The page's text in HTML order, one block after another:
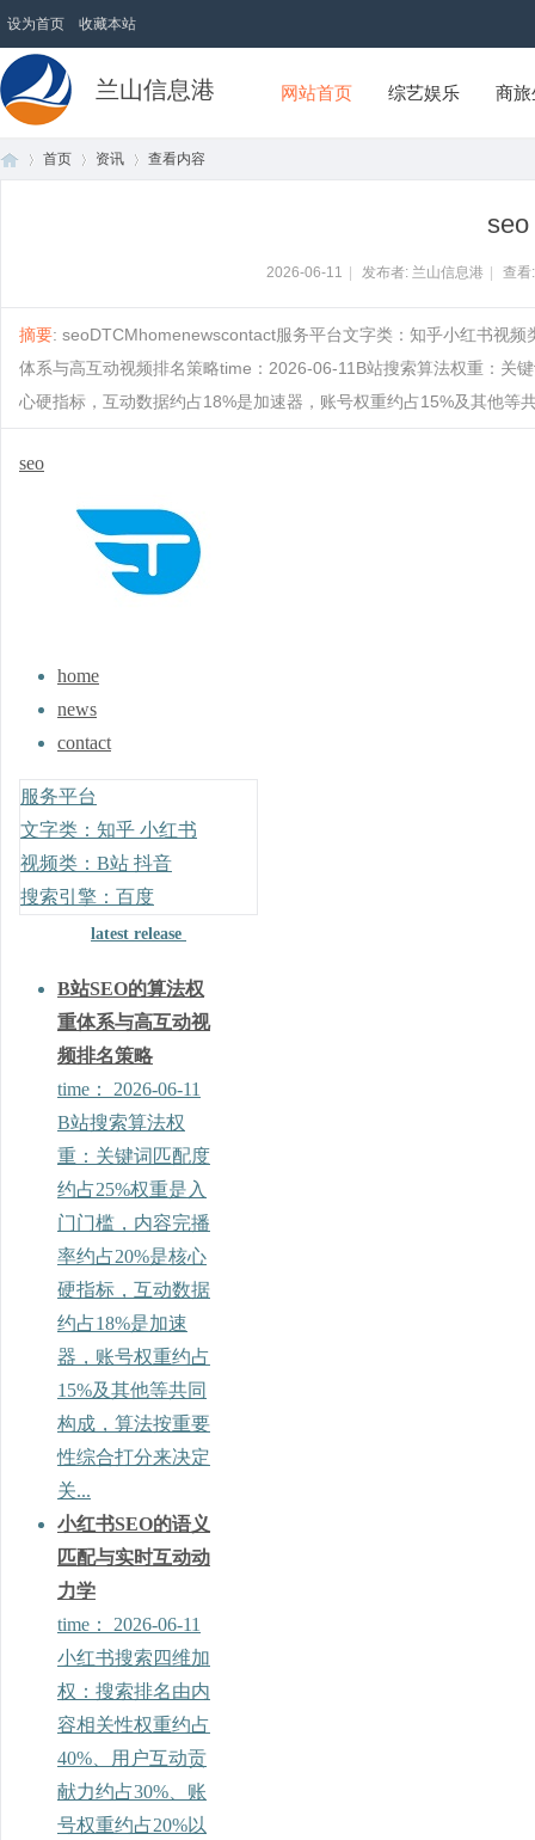
设为首页 收藏本站
兰山信息港 网站首页 综艺娱乐 商
首页 资讯 查看内容
seo
2026-06-11 发布者: 兰山信息港 查
摘要: seoDTCMhomenewscontact服务平台文字类：知乎小红书视
体系与高互动视频排名策略time：2026-06-11B站搜索算法权重：关
心硬指标，互动数据约占18%是加速器，账号权重约占15%及其他等
seo
home
news
contact
服务平台
文字类：知乎 小红书
视频类：B站 抖音
搜索引擎：百度
latest release
B站SEO的算法权
重体系与高互动视
频排名策略
time：
2026-06-11
B站搜索算法权
重：关键词匹配度
约占25%权重是入
门门槛，内容完播
率约占20%是核心
硬指标，互动数据
约占18%是加速
器，账号权重约占
15%及其他等共同
构成，算法按重要
性综合打分来决定
关...
小红书SEO的语义
匹配与实时互动动
力学
time：
2026-06-11
小红书搜索四维加
权：搜索排名由内
容相关性权重约占
40%、用户互动贡
献力约占30%、账
号权重约占20%以